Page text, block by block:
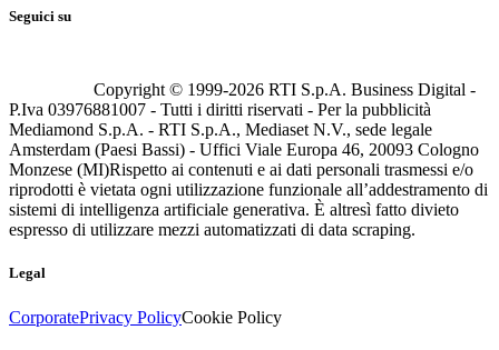
Seguici su
Copyright © 1999-2026 RTI S.p.A. Business Digital -
P.Iva 03976881007 - Tutti i diritti riservati - Per la pubblicità
Mediamond S.p.A. - RTI S.p.A., Mediaset N.V., sede legale
Amsterdam (Paesi Bassi) - Uffici Viale Europa 46, 20093 Cologno
Monzese (MI)Rispetto ai contenuti e ai dati personali trasmessi e/o
riprodotti è vietata ogni utilizzazione funzionale all’addestramento di
sistemi di intelligenza artificiale generativa. È altresì fatto divieto
espresso di utilizzare mezzi automatizzati di data scraping.
Legal
CorporatePrivacy PolicyCookie Policy